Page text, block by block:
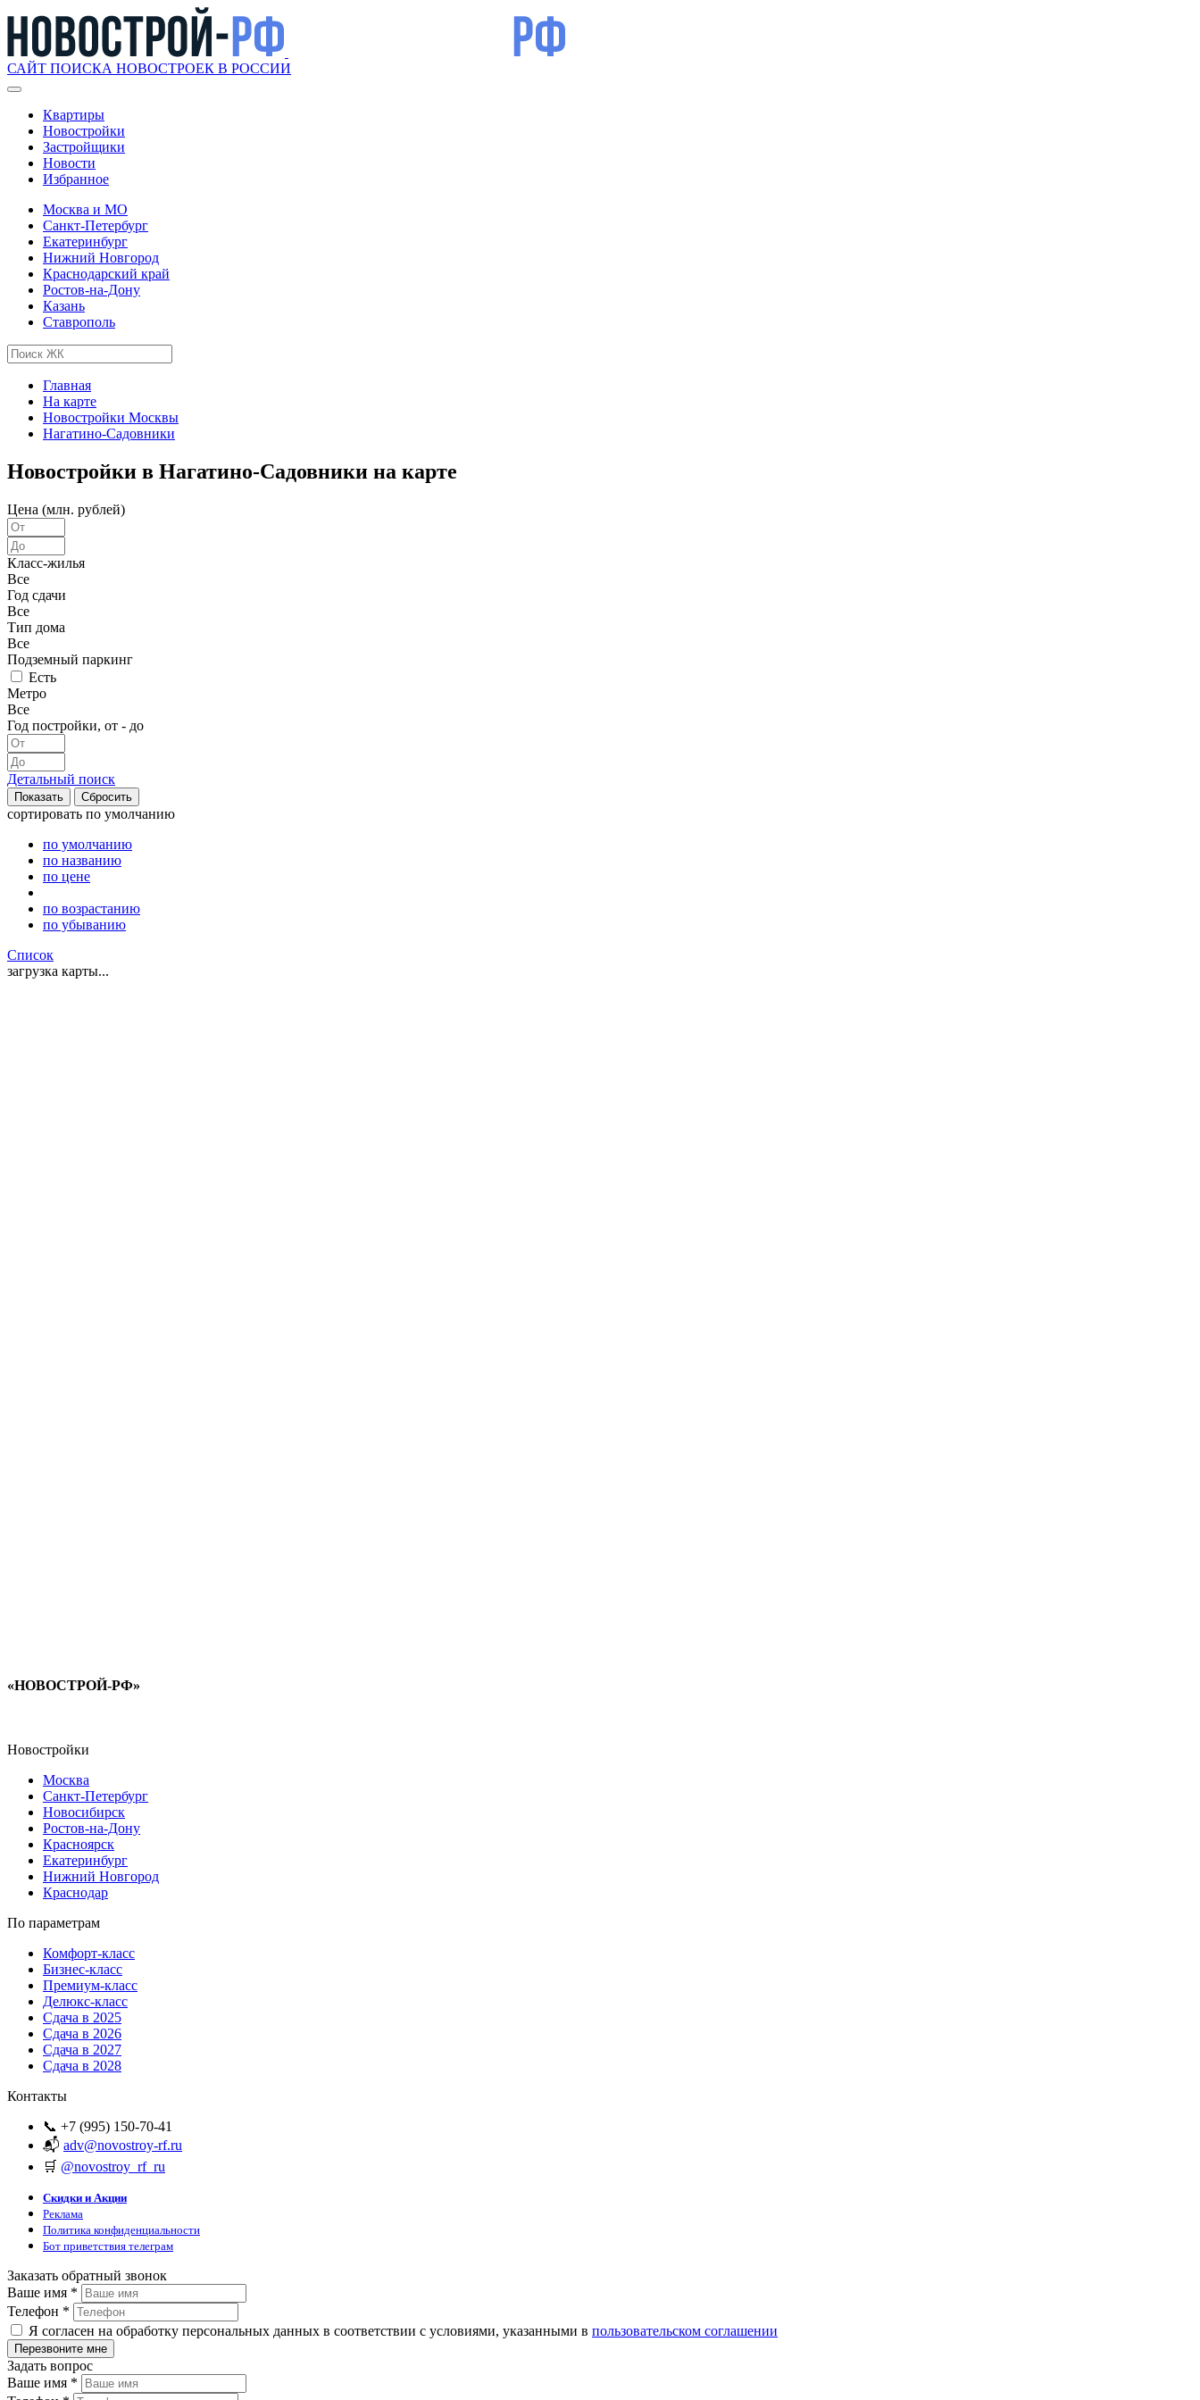
САЙТ ПОИСКА НОВОСТРОЕК В РОССИИ
Квартиры
Новостройки
Застройщики
Новости
Избранное
Москва и МО
Санкт-Петербург
Екатеринбург
Нижний Новгород
Краснодарский край
Ростов-на-Дону
Казань
Ставрополь
Главная
На карте
Новостройки Москвы
Нагатино-Садовники
Новостройки в Нагатино-Садовники на карте
Цена (млн. рублей)
Класс-жилья
Все
Год сдачи
Все
Тип дома
Все
Подземный паркинг
Есть
Метро
Все
Год постройки, от - до
Детальный поиск
сортировать по умолчанию
по умолчанию
по названию
по цене
по возрастанию
по убыванию
Список
загрузка карты...
«НОВОСТРОЙ-РФ»
Новостройки
Москва
Санкт-Петербург
Новосибирск
Ростов-на-Дону
Красноярск
Екатеринбург
Нижний Новгород
Краснодар
По параметрам
Комфорт-класс
Бизнес-класс
Премиум-класс
Делюкс-класс
Сдача в 2025
Сдача в 2026
Сдача в 2027
Сдача в 2028
Контакты
📞 +7 (995) 150-70-41
📬 adv@novostroy-rf.ru
🛒 @novostroy_rf_ru
Скидки и Акции
Реклама
Политика конфиденциальности
Бот приветствия телеграм
Заказать обратный звонок
Ваше имя *
Телефон *
Я согласен на обработку персональных данных в соответствии с условиями, указанными в пользовательском соглашении
Задать вопрос
Ваше имя *